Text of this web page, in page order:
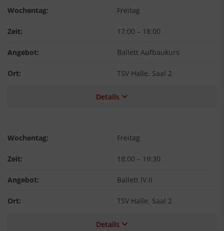
Wochentag: Freitag
Zeit: 17:00 – 18:00
Angebot: Ballett Aufbaukurs
Ort: TSV Halle, Saal 2
Details
Wochentag: Freitag
Zeit: 18:00 – 19:30
Angebot: Ballett IV.II
Ort: TSV Halle, Saal 2
Details